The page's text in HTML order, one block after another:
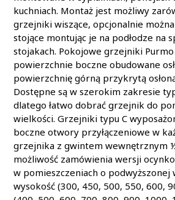
kuchniach. Montaż jest możliwy
grzejniki wiszące, opcjonalnie
stojące montując je na podłodze na
stojakach. Pokojowe grzejniki
powierzchnie boczne obudowane
powierzchnię górną przykrytą
Dostępne są w szerokim zakresie
dlatego łatwo dobrać grzejnik do
wielkości. Grzejniki typu C
boczne otwory przyłączeniowe w
grzejnika z gwintem wewnętrznym
możliwość zamówienia wersji
w pomieszczeniach o podwyższonej
wysokość (300, 450, 500, 550, 600,